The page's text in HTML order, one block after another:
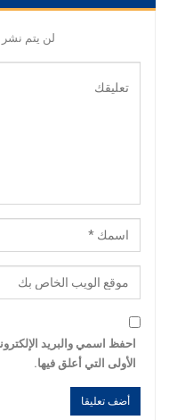
لن يتم نشر
احفظ اسمي والبريد
الأولى التي أعلق فيها.